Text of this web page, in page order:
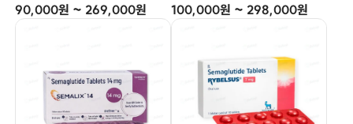
90,000원 ~ 269,000원
100,000원 ~ 298,000원